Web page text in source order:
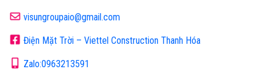
visungroupaio@gmail.com
Điện Mặt Trời – Viettel Construction Thanh Hóa
Zalo:0963213591